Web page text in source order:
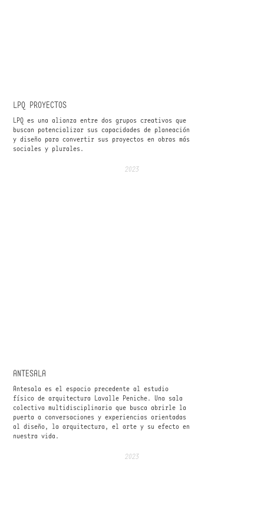
LPQ PROYECTOS
LPQ es una alianza entre dos grupos creativos que
buscan potencializar sus capacidades de planeación
y diseño para convertir sus proyectos en obras más
sociales y plurales.
2023
ANTESALA
Antesala es el espacio precedente al estudio
físico de arquitectura Lavalle Peniche. Una sala
colectiva multidisciplinaria que busca abrirle la
puerta a conversaciones y experiencias orientadas
al diseño, la arquitectura, el arte y su efecto en
nuestra vida.
2023